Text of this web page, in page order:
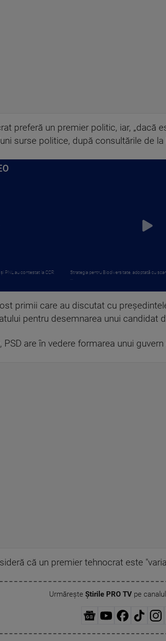
preferă un premier politic, iar, „dacă
surse politice, după consultările de la
PNL au contestat la CCR
Strategia pentru Biodiversitate, adoptată cu
primii care au discutat cu
pentru desemnarea unui candidat
are în vedere formarea unui
că un premier tehnocrat este
Urmărește Știrile PRO TVpe